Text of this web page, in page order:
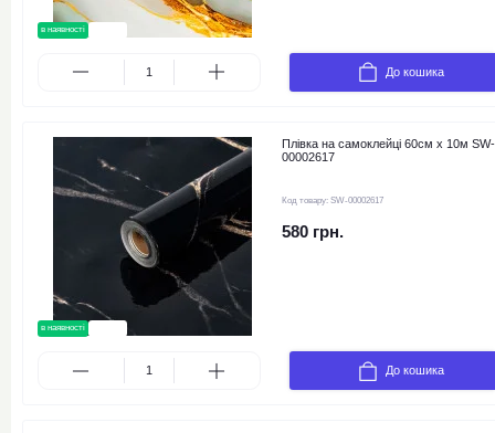
в наявності
До кошика
в наявності
Плівка на самоклейці 60см х 10м SW-
00002617
Код товару: SW-00002617
580 грн.
До кошика